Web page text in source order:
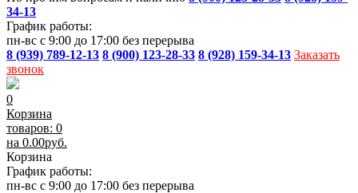
34-13
График работы:
пн-вс с 9:00 до 17:00 без перерыва
8 (939) 789-12-13 8 (900) 123-28-33 8 (928) 159-34-13 Заказать
звонок
0
Корзина
товаров: 0
на 0.00руб.
Корзина
График работы:
пн-вс с 9:00 до 17:00 без перерыва